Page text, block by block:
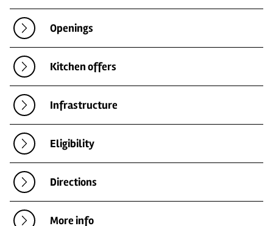
Openings
Kitchen offers
Infrastructure
Eligibility
Directions
More info